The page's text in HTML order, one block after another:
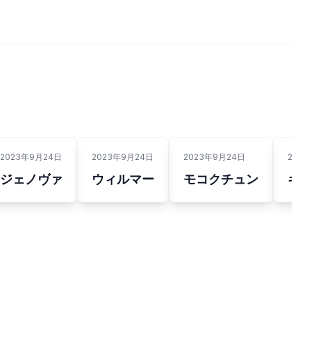
2023年9月24日
ジェノヴァ
2023年9月24日
ウィルマー
2023年9月24日
モコクチュン
2023
ギ